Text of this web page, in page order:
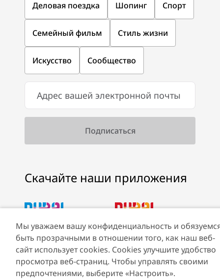
Мы уважаем вашу конфиденциальность и
быть прозрачными в отношении того, как наш веб-
сайт использует cookies. Cookies улучшите удобство
просмотра веб-страниц. Чтобы управлять своими
предпочтениями, выберите «Настроить».
Деловая поездка Шопинг Спорт
Семейный фильм Стиль жизни
Искусство Сообщество
Скачайте наши приложения
Скачать Visit Dubai
App
Скачать приложение
Visit Dubai Calendar